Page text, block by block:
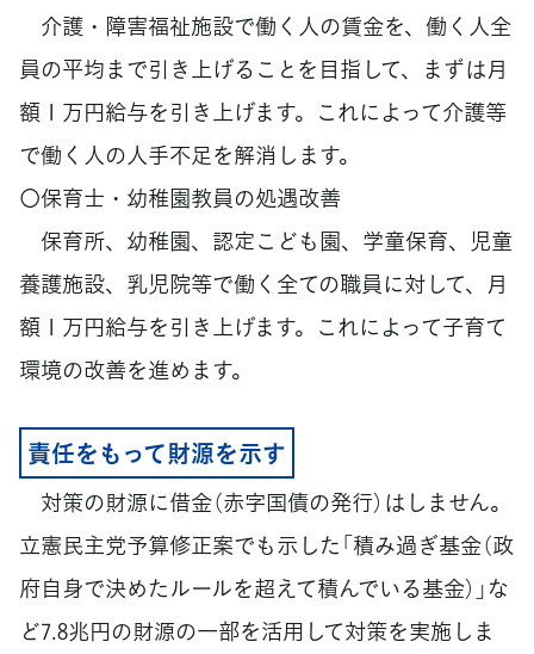
介護・障害福祉施設で働く人の賃金を、働く人全
員の平均まで引き上げることを目指して、まずは月
額１万円給与を引き上げます。これによって介護等
で働く人の人手不足を解消します。
〇保育士・幼稚園教員の処遇改善
保育所、幼稚園、認定こども園、学童保育、児童
養護施設、乳児院等で働く全ての職員に対して、月
額１万円給与を引き上げます。これによって子育て
環境の改善を進めます。
責任をもって財源を示す
対策の財源に借金（赤字国債の発行）はしません。
立憲民主党予算修正案でも示した「積み過ぎ基金（政
府自身で決めたルールを超えて積んでいる基金）」な
ど7.8兆円の財源の一部を活用して対策を実施しま